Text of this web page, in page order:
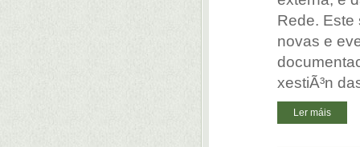
Rede. Este
novas e
xestiÃ³n
Ler máis